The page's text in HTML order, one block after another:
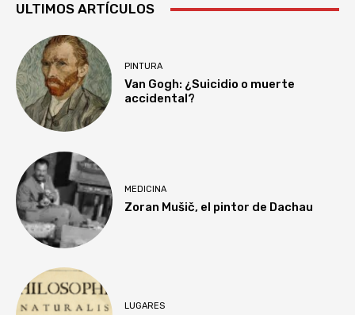
ULTIMOS ARTÍCULOS
PINTURA
Van Gogh: ¿Suicidio o muerte
accidental?
MEDICINA
Zoran Mušič, el pintor de Dachau
LUGARES